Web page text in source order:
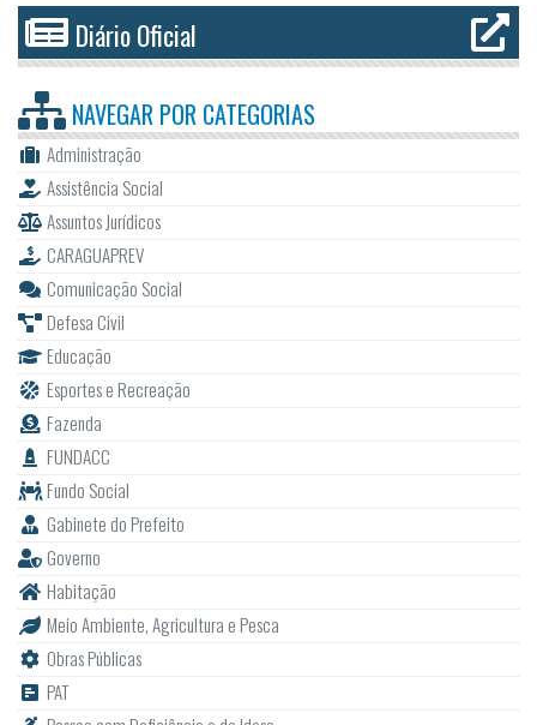
Diário Oficial
NAVEGAR POR CATEGORIAS
Administração
Assistência Social
Assuntos Jurídicos
CARAGUAPREV
Comunicação Social
Defesa Civil
Educação
Esportes e Recreação
Fazenda
FUNDACC
Fundo Social
Gabinete do Prefeito
Governo
Habitação
Meio Ambiente, Agricultura e Pesca
Obras Públicas
PAT